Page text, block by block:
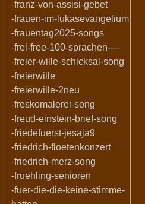
-franz-von-assisi-gebet
-frauen-im-lukasevangelium
-frauentag2025-songs
-frei-free-100-sprachen----
-freier-wille-schicksal-song
-freierwille
-freierwille-2neu
-freskomalerei-song
-freud-einstein-brief-song
-friedefuerst-jesaja9
-friedrich-floetenkonzert
-friedrich-merz-song
-fruehling-senioren
-fuer-die-die-keine-stimme-